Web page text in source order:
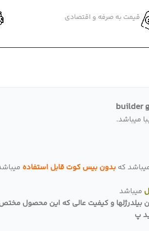
قیمت به صرفه و اقتصادی
میباشد.
که بدون بیس کوت قابل استفاده
میباشد
بیلدرژلها و کیفیت عالی که این محصول
پ